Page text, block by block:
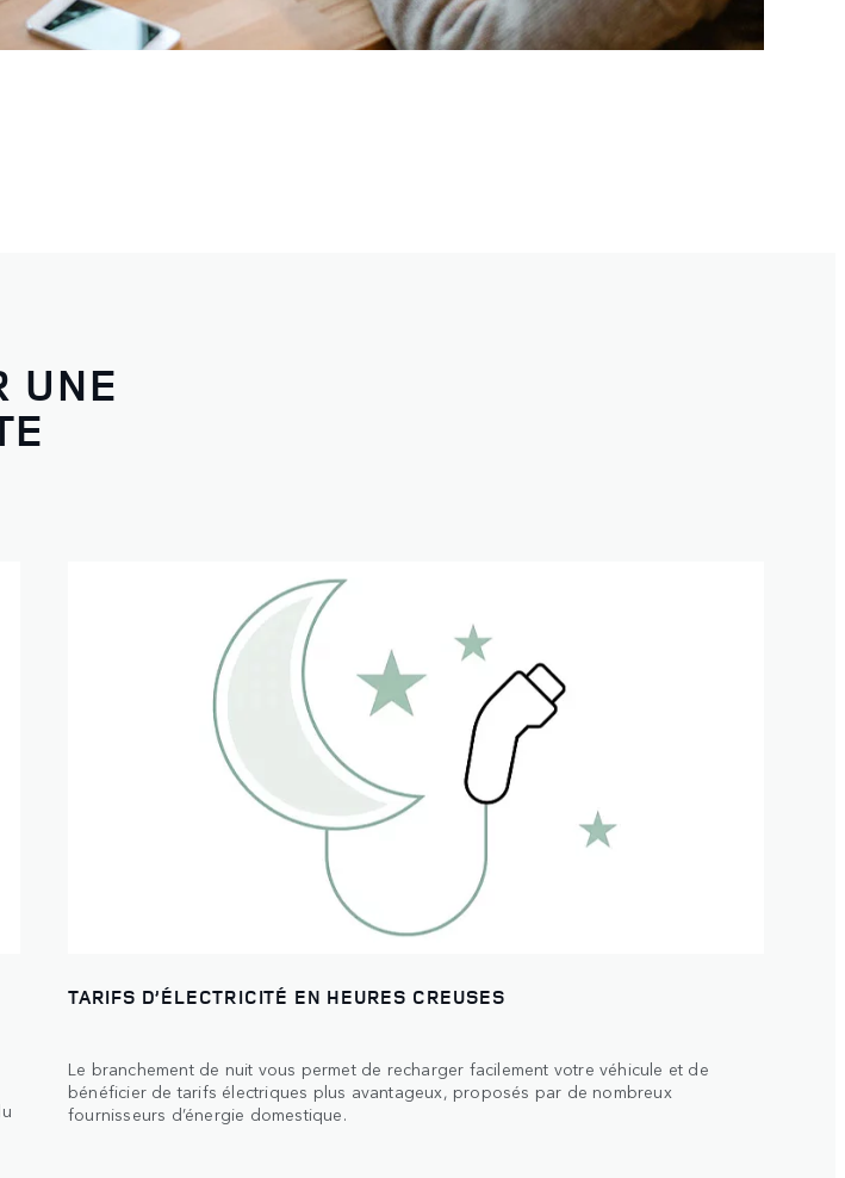
UNE
TARIFS D’ÉLECTRICITÉ EN HEURES CREUSES
Le branchement de nuit vous permet de recharger facilement votre véhicule et de
bénéficier de tarifs électriques plus avantageux, proposés par de nombreux
fournisseurs d’énergie domestique.